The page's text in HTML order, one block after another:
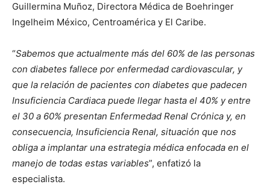
Guillermina Muñoz, Directora Médica de Boehringer
Ingelheim México, Centroamérica y El Caribe.
“Sabemos que actualmente más del 60% de las personas
con diabetes fallece por enfermedad cardiovascular, y
que la relación de pacientes con diabetes que padecen
Insuficiencia Cardiaca puede llegar hasta el 40% y entre
el 30 a 60% presentan Enfermedad Renal Crónica y, en
consecuencia, Insuficiencia Renal, situación que nos
obliga a implantar una estrategia médica enfocada en el
manejo de todas estas variables”, enfatizó la
especialista.